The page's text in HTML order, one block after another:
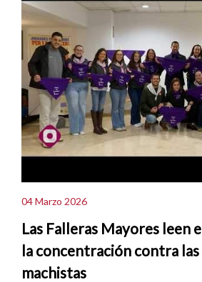
04 Marzo 2026
Las Falleras Mayores leen
la concentración contra
machistas